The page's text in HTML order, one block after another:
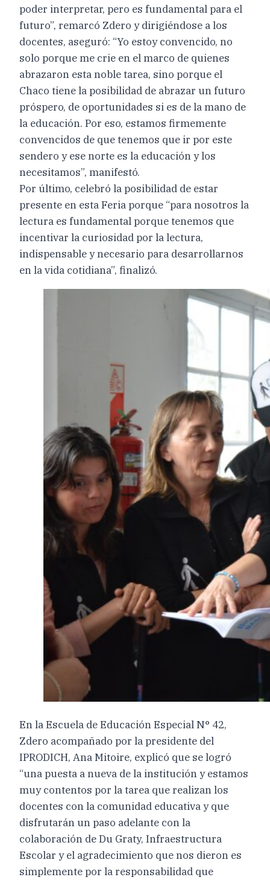
poder interpretar, pero es fundamental para el
futuro”, remarcó Zdero y dirigiéndose a los
docentes, aseguró: “Yo estoy convencido, no
solo porque me crie en el marco de quienes
abrazaron esta noble tarea, sino porque el
Chaco tiene la posibilidad de abrazar un futuro
próspero, de oportunidades si es de la mano de
la educación. Por eso, estamos firmemente
convencidos de que tenemos que ir por este
sendero y ese norte es la educación y los
necesitamos”, manifestó.
Por último, celebró la posibilidad de estar
presente en esta Feria porque “para nosotros la
lectura es fundamental porque tenemos que
incentivar la curiosidad por la lectura,
indispensable y necesario para desarrollarnos
en la vida cotidiana”, finalizó.
En la Escuela de Educación Especial N° 42,
Zdero acompañado por la presidente del
IPRODICH, Ana Mitoire, explicó que se logró
“una puesta a nueva de la institución y estamos
muy contentos por la tarea que realizan los
docentes con la comunidad educativa y que
disfrutarán un paso adelante con la
colaboración de Du Graty, Infraestructura
Escolar y el agradecimiento que nos dieron es
simplemente por la responsabilidad que